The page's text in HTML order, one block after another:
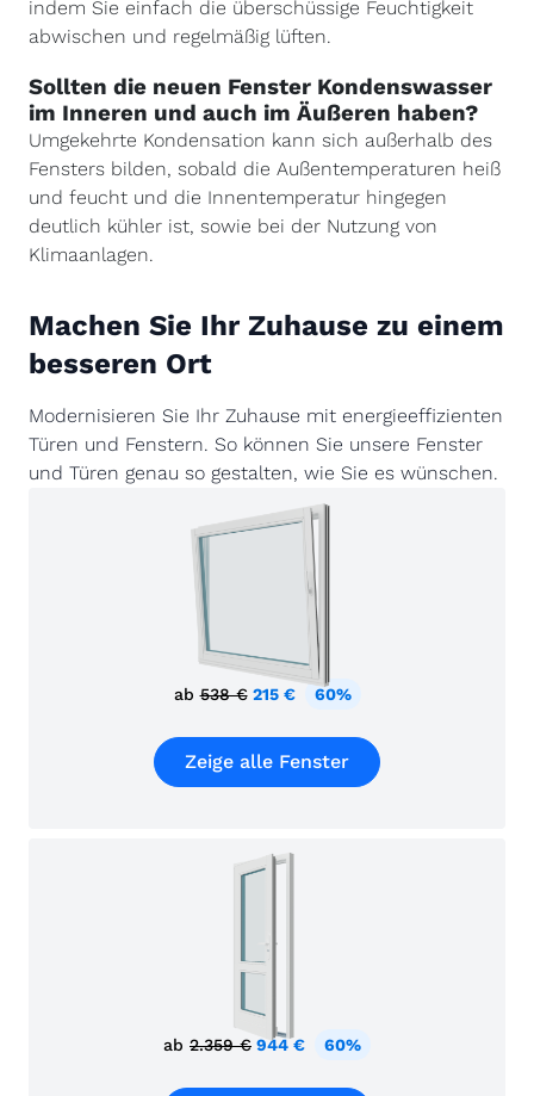
indem Sie einfach die überschüssige Feuchtigkeit
abwischen und regelmäßig lüften.
Sollten die neuen Fenster Kondenswasser
im Inneren und auch im Äußeren haben?
Umgekehrte Kondensation kann sich außerhalb des
Fensters bilden, sobald die Außentemperaturen heiß
und feucht und die Innentemperatur hingegen
deutlich kühler ist, sowie bei der Nutzung von
Klimaanlagen.
Machen Sie Ihr Zuhause zu einem
besseren Ort
Modernisieren Sie Ihr Zuhause mit energieeffizienten
Türen und Fenstern. So können Sie unsere Fenster
und Türen genau so gestalten, wie Sie es wünschen.
ab 538 € 215 € 60%
Zeige alle Fenster
ab 2.359 € 944 € 60%